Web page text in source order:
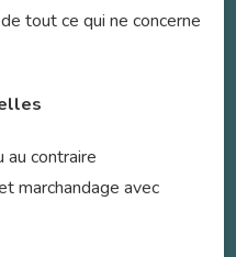
tout ce qui ne concerne
au contraire
marchandage avec